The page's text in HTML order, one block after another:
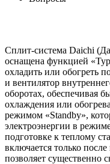
Сплит-система Daichi
оснащена функцией
охладить или обогреть
и вентилятор
оборотах, обеспечивая
охлаждения или
режимом «Standby»,
электроэнергии в
подготовке к теплому
включается только
позволяет существенно